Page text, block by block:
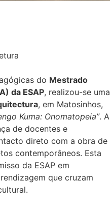
do Mestrado
da ESAP, realizou-se uma
, em Matosinhos,
Kuma: Onomatopeia”. A
de docentes e
direto com a obra de
contemporâneos. Esta
da ESAP em
que cruzam